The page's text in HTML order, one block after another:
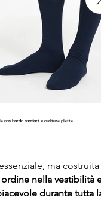
con bordo comfort e cucitura piatta
ma
nella vestibilità
durante tutta